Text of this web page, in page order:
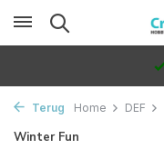
Terug Home DEF
Winter Fun